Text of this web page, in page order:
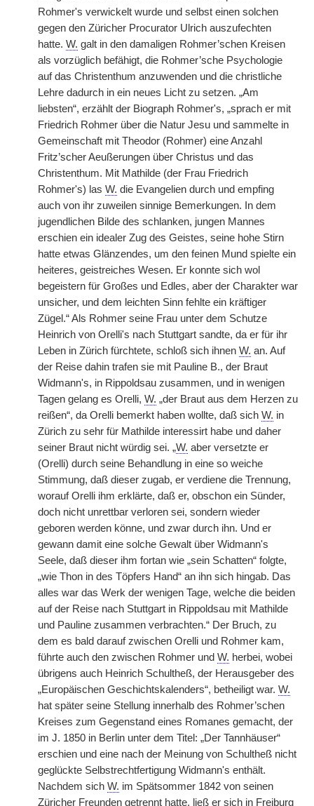
Rohmer's verwickelt wurde und selbst einen solchen
gegen den Züricher Procurator Ulrich auszufechten
hatte. W. galt in den damaligen Rohmer’schen Kreisen
als vorzüglich befähigt, die Rohmer’sche Psychologie
auf das Christenthum anzuwenden und die christliche
Lehre dadurch in ein neues Licht zu setzen. „Am
liebsten“, erzählt der Biograph Rohmer's, „sprach er mit
Friedrich Rohmer über die Natur Jesu und sammelte in
Gemeinschaft mit Theodor (Rohmer) eine Anzahl
Fritz’scher Aeußerungen über Christus und das
Christenthum. Mit Mathilde (der Frau Friedrich
Rohmer's) las W. die Evangelien durch und empfing
auch von ihr zuweilen sinnige Bemerkungen. In dem
jugendlichen Bilde des schlanken, jungen Mannes
erschien ein idealer Zug des Geistes, seine hohe Stirn
hatte etwas Glänzendes, um den feinen Mund spielte ein
heiteres, geistreiches Wesen. Er konnte sich wol
begeistern für Großes und Edles, aber der Charakter war
unsicher, und dem leichten Sinn fehlte ein kräftiger
Zügel.“ Als Rohmer seine Frau unter dem Schutze
Heinrich von Orelli's nach Stuttgart sandte, da er für ihr
Leben in Zürich fürchtete, schloß sich ihnen W. an. Auf
der Reise dahin trafen sie mit Pauline B., der Braut
Widmann's, in Rippoldsau zusammen, und in wenigen
Tagen gelang es Orelli, W. „der Braut aus dem Herzen zu
reißen“, da Orelli bemerkt haben wollte, daß sich W. in
Zürich zu sehr für Mathilde interessirt habe und daher
seiner Braut nicht würdig sei. „W. aber versetzte er
(Orelli) durch seine Behandlung in eine so weiche
Stimmung, daß dieser zugab, er verdiene die Trennung,
worauf Orelli ihm erklärte, daß er, obschon ein Sünder,
doch nicht unrettbar verloren sei, sondern wieder
geboren werden könne, und zwar durch ihn. Und er
gewann damit eine solche Gewalt über Widmann's
Seele, daß dieser ihm fortan wie „sein Schatten“ folgte,
„wie Thon in des Töpfers Hand“ an ihn sich hingab. Das
alles war das Werk der wenigen Tage, welche die beiden
auf der Reise nach Stuttgart in Rippoldsau mit Mathilde
und Pauline zusammen verbrachten.“ Der Bruch, zu
dem es bald darauf zwischen Orelli und Rohmer kam,
führte auch den zwischen Rohmer und W. herbei, wobei
übrigens auch Heinrich Schultheß, der Herausgeber des
„Europäischen Geschichtskalenders“, betheiligt war. W.
hat später seine Stellung innerhalb des Rohmer’schen
Kreises zum Gegenstand eines Romanes gemacht, der
im J. 1850 in Berlin unter dem Titel: „Der Tannhäuser“
erschien und eine nach der Meinung von Schultheß nicht
geglückte Selbstrechtfertigung Widmann's enthält.
Nachdem sich W. im Spätsommer 1842 von seinen
Züricher Freunden getrennt hatte, ließ er sich in Freiburg